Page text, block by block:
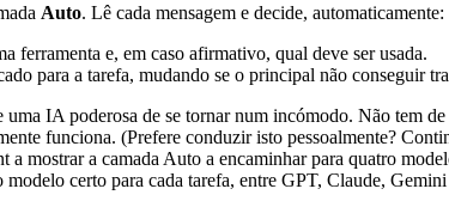
Auto. Lê cada mensagem e decide, automaticamente:
ferramenta e, em caso afirmativo, qual deve ser usada.
para a tarefa, mudando se o principal não conseguir
uma IA poderosa de se tornar num incómodo. Não tem
funciona. (Prefere conduzir isto pessoalmente?
modelo certo para cada tarefa, entre GPT, Claude,